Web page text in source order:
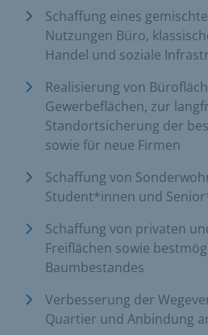
Schaffung eines
Nutzungen Büro,
Handel und soziale
Realisierung von
Gewerbeflächen, zur
Standortsicherung der
sowie für neue Firmen
Schaffung von
Student*innen und
Schaffung von privaten
Freiflächen sowie
Baumbestandes
Verbesserung der
Quartier und Anbindung